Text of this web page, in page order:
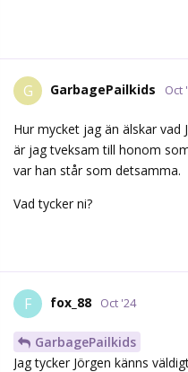
G GarbagePailkids Oct
Hur mycket jag än älskar
är jag tveksam till honom
var han står som detsamma.
Vad tycker ni?
F fox_88 Oct '24
GarbagePailkids
Jag tycker Jörgen känns